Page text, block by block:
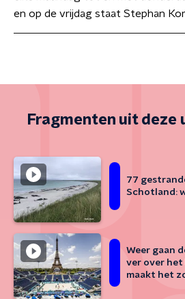
en op de vrijdag staat Stephan
Fragmenten uit deze
77
Schotland:
Weer gaan
ver over
maakt het